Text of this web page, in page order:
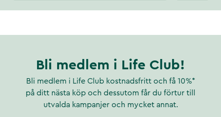
Bli medlem i Life Club!
Bli medlem i Life Club kostnadsfritt och få 10%*
på ditt nästa köp och dessutom får du förtur till
utvalda kampanjer och mycket annat.